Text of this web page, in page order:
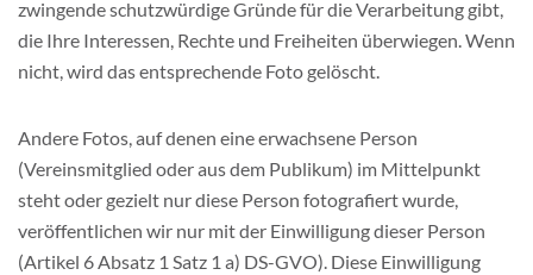
zwingende schutzwürdige Gründe für die Verarbeitung gibt,
die Ihre Interessen, Rechte und Freiheiten überwiegen. Wenn
nicht, wird das entsprechende Foto gelöscht.
Andere Fotos, auf denen eine erwachsene Person
(Vereinsmitglied oder aus dem Publikum) im Mittelpunkt
steht oder gezielt nur diese Person fotografiert wurde,
veröffentlichen wir nur mit der Einwilligung dieser Person
(Artikel 6 Absatz 1 Satz 1 a) DS-GVO). Diese Einwilligung